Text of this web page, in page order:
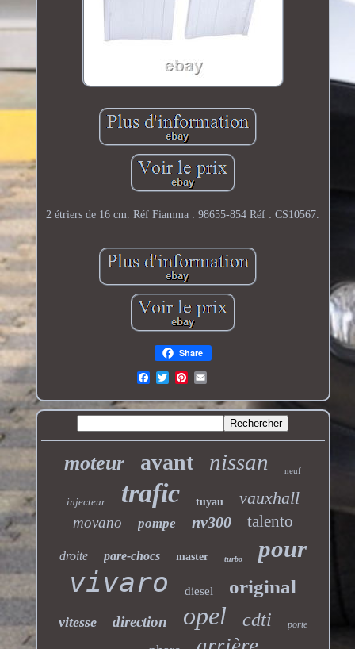
2 étriers de 16 cm. Réf Fiamma : 98655-854 Réf : CS10567.
Share
moteur avant nissan neuf
injecteur trafic tuyau vauxhall
movano pompe nv300 talento
droite pare-chocs master turbo pour
vivaro diesel original
vitesse direction opel cdti porte